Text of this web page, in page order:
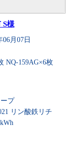
S様
月07日
NQ-159AG×6枚
プ
リン酸鉄リチ